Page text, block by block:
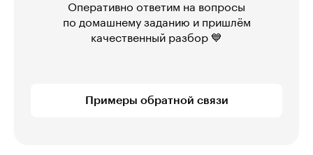
Оперативно ответим на вопросы
по домашнему заданию и пришлём
качественный разбор 💙
Примеры обратной связи